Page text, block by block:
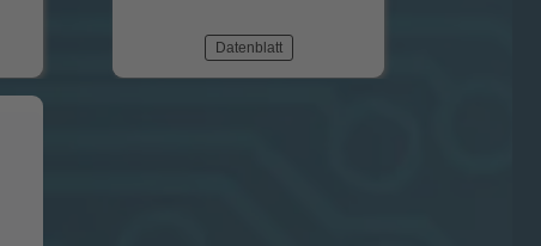
Datenblatt